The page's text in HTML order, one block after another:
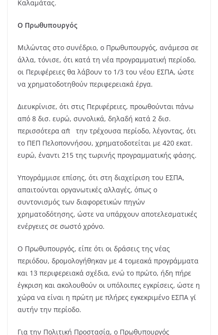
Καλαμάτας.
Ο Πρωθυπουργός
Μιλώντας στο συνέδριο, ο Πρωθυπουργός, ανάμεσα σε
άλλα, τόνισε, ότι κατά τη νέα προγραμματική περίοδο,
οι Περιφέρειες θα λάβουν το 1/3 του νέου ΕΣΠΑ, ώστε
να χρηματοδοτηθούν περιφερειακά έργα.
Διευκρίνισε, ότι στις Περιφέρειες, προωθούνται πάνω
από 8 δισ. ευρώ, συνολικά, δηλαδή κατά 2 δισ.
περισσότερα απ΄ την τρέχουσα περίοδο, λέγοντας, ότι
το ΠΕΠ Πελοποννήσου, χρηματοδοτείται με 420 εκατ.
ευρώ, έναντι 215 της τωρινής προγραμματικής φάσης.
Υπογράμμισε επίσης, ότι στη διαχείριση του ΕΣΠΑ,
απαιτούνται οργανωτικές αλλαγές, όπως ο
συντονισμός των διαφορετικών πηγών
χρηματοδότησης, ώστε να υπάρχουν αποτελεσματικές
ενέργειες σε σωστό χρόνο.
Ο Πρωθυπουργός, είπε ότι οι δράσεις της νέας
περιόδου, δρομολογήθηκαν με 4 τομεακά προγράμματα
και 13 περιφερειακά σχέδια, ενώ το πρώτο, ήδη πήρε
έγκριση και ακολουθούν οι υπόλοιπες εγκρίσεις, ώστε η
χώρα να είναι η πρώτη με πλήρες εγκεκριμένο ΕΣΠΑ γι΄
αυτήν την περίοδο.
Για την Πολιτική Προστασία, ο Πρωθυπουργός